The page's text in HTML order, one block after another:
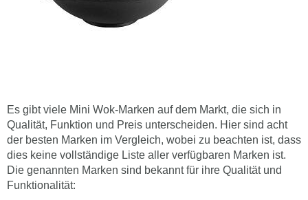
Es gibt viele Mini Wok-Marken auf dem Markt, die sich in
Qualität, Funktion und Preis unterscheiden. Hier sind acht
der besten Marken im Vergleich, wobei zu beachten ist, dass
dies keine vollständige Liste aller verfügbaren Marken ist.
Die genannten Marken sind bekannt für ihre Qualität und
Funktionalität: